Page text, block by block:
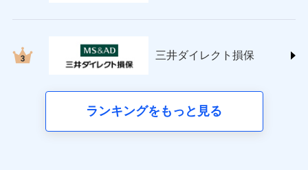
(https://www.petfamilyins.co.jp/)
ins.com/)
三井ダイレクト損害保険株式会社
三井ダイレクト損保
ランキングをもっと見る